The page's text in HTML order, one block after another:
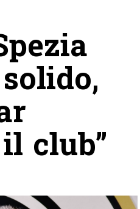
club”